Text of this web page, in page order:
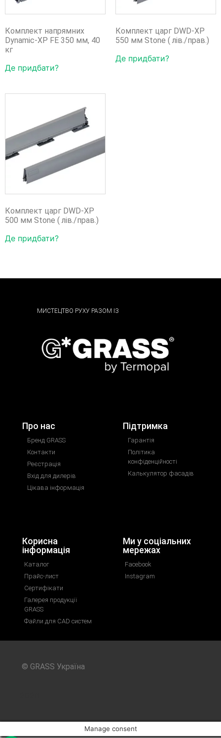
Комплект напрямних
Dynamic-XP FE 350 мм, 40
кг
Де придбати?
Комплект царг DWD-XP
550 мм Stone ( лів./прав.)
Де придбати?
Комплект царг DWD-XP
500 мм Stone ( лів./прав.)
Де придбати?
МИСТЕЦТВО РУХУ РАЗОМ ІЗ
Про нас
Бренд GRASS
Контакти
Реєстрація
Вхід для дилерів
Цікава інформація
Підтримка
Гарантія
Політика
конфіденційності
Калькулятор фасадів
Корисна
інформація
Каталог
Прайс-лист
Сертифікати
Галерея продукції
GRASS
Файли для CAD систем
Ми у соціальних
мережах
Facebook
Instagram
© GRASS Україна
Manage consent